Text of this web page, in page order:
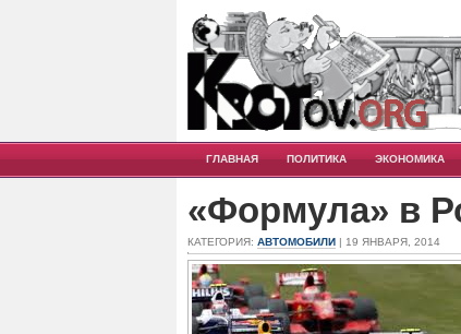
ГЛАВНАЯ ПОЛИТИКА ЭКОНОМИКА
«Формула» в
КАТЕГОРИЯ: АВТОМОБИЛИ | 19 ЯНВАРЯ, 2014